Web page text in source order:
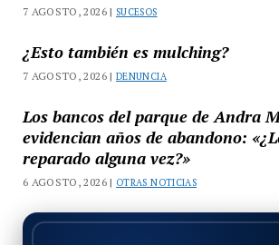
7 AGOSTO, 2026 | SUCESOS
¿Esto también es mulching?
7 AGOSTO, 2026 |DENUNCIA
Los bancos del parque de Andra
evidencian años de abandono:
reparado alguna vez?»
6 AGOSTO, 2026 | OTRAS NOTICIAS